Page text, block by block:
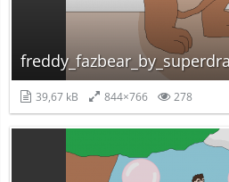
39,67 kB 844×766 278